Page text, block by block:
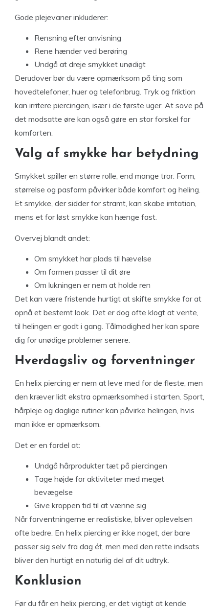
Gode plejevaner inkluderer:
Rensning efter anvisning
Rene hænder ved berøring
Undgå at dreje smykket unødigt
Derudover bør du være opmærksom på ting som
hovedtelefoner, huer og telefonbrug. Tryk og friktion
kan irritere piercingen, især i de første uger. At sove på
det modsatte øre kan også gøre en stor forskel for
komforten.
Valg af smykke har betydning
Smykket spiller en større rolle, end mange tror. Form,
størrelse og pasform påvirker både komfort og heling.
Et smykke, der sidder for stramt, kan skabe irritation,
mens et for løst smykke kan hænge fast.
Overvej blandt andet:
Om smykket har plads til hævelse
Om formen passer til dit øre
Om lukningen er nem at holde ren
Det kan være fristende hurtigt at skifte smykke for at
opnå et bestemt look. Det er dog ofte klogt at vente,
til helingen er godt i gang. Tålmodighed her kan spare
dig for unødige problemer senere.
Hverdagsliv og forventninger
En helix piercing er nem at leve med for de fleste, men
den kræver lidt ekstra opmærksomhed i starten. Sport,
hårpleje og daglige rutiner kan påvirke helingen, hvis
man ikke er opmærksom.
Det er en fordel at:
Undgå hårprodukter tæt på piercingen
Tage højde for aktiviteter med meget
bevægelse
Give kroppen tid til at vænne sig
Når forventningerne er realistiske, bliver oplevelsen
ofte bedre. En helix piercing er ikke noget, der bare
passer sig selv fra dag ét, men med den rette indsats
bliver den hurtigt en naturlig del af dit udtryk.
Konklusion
Før du får en helix piercing, er det vigtigt at kende